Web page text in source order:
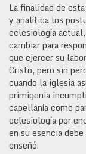
La finalidad de
y analítica los
eclesiología
cambiar para
que ejercer su
Cristo, pero sin
cuando la iglesia
primigenia
capellanía como
eclesiología por
en su esencia
enseñó.